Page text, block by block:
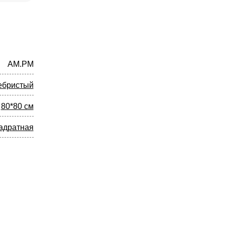
AM.PM
80*80 см